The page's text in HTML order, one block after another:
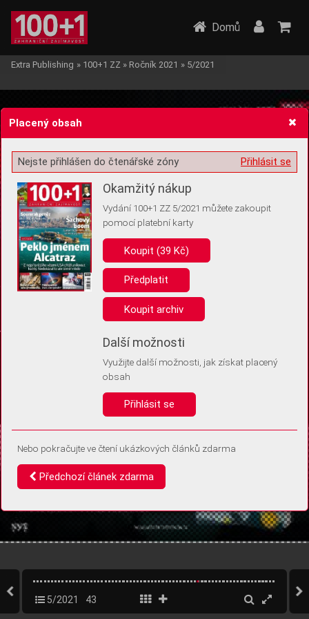
Žádost o souhlas s ukládáním volitelných informací
Pro základní fungování webu nepotřebujeme ukládat žádné informace
(tzv. cookies apod.). Rádi bychom vás ale požádali o souhlas s
uložením volitelných informací:
Anonymní unikátní ID
Díky němu příště poznáme, že se jedná o stejné zařízení, a
Identifikátor je zcela anonymní.
Vaše souhlasy a odmítnutí si ukládáme do vašeho zařízení, abychom se
vás už příště znovu neptali. Můžete je kdykoli později upravit ve Správě
Domů
Extra Publishing » 100+1 ZZ » Ročník 2021 » 5/2021
5/2021 43
Placený obsah
Přihlásit se
Nejste přihlášen do čtenářské zóny
Okamžitý nákup
Vydání 100+1 ZZ 5/2021 můžete zakoupit
pomocí platební karty
Koupit (39 Kč)
Předplatit
Koupit archiv
Další možnosti
Využijte další možnosti, jak získat placený
obsah
Přihlásit se
Nebo pokračujte ve čtení ukázkových článků zdarma
Předchozí článek zdarma